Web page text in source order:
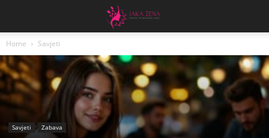
Home Savjeti
Savjeti Zabava